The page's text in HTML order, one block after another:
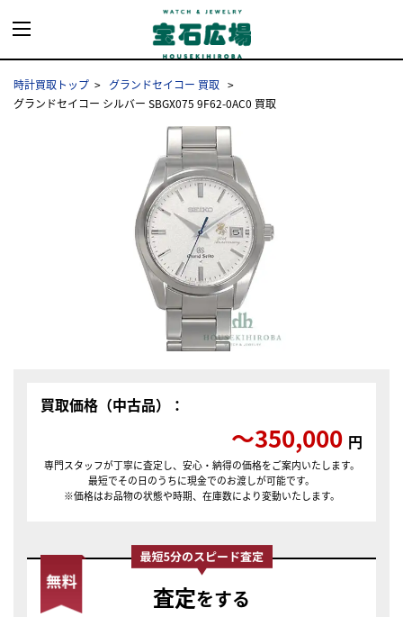
時計買取トップ
グランドセイコー 買取
グランドセイコー シルバー SBGX075 9F62-0AC0 買取
買取価格（中古品）：
〜350,000 円
専門スタッフが丁寧に査定し、安心・納得の価格をご案内いたします。
最短でその日のうちに現金でのお渡しが可能です。
※価格はお品物の状態や時期、在庫数により変動いたします。
査定をする